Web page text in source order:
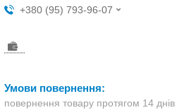
+380 (95) 793-96-07
повернення товару протягом 14 днів